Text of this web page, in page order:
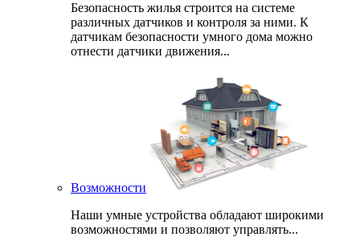
Безопасность жилья строится на системе
различных датчиков и контроля за ними. К
датчикам безопасности умного дома можно
отнести датчики движения...
Возможности
Наши умные устройства обладают широкими
возможностями и позволяют управлять...